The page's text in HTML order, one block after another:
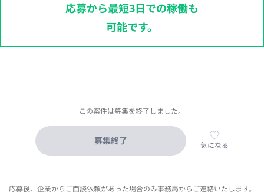
応募から最短3日での稼働も
可能です。
この案件は募集を終了しました。
募集終了 気になる
応募後、企業からご面談依頼があった場合のみ事務局からご連絡いたします。